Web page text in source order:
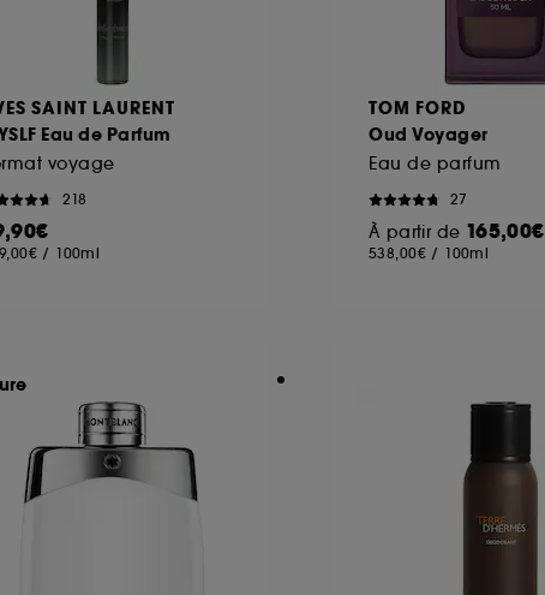
SAINT LAURENT
Eau de Parfum
voyage
218
/ 100ml
TOM FORD
Oud Voyager
Eau de parfum
27
À partir de 165,00€
538,00€ / 100ml